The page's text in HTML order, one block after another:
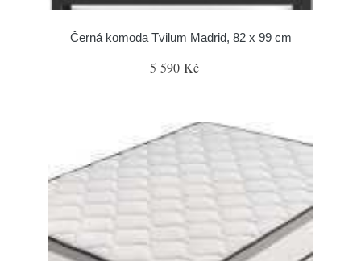
Černá komoda Tvilum Madrid, 82 x 99 cm
5 590 Kč